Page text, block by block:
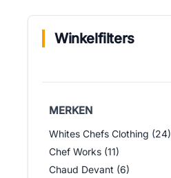
Winkelfilters
MERKEN
Whites Chefs Clothing (24)
Chef Works (11)
Chaud Devant (6)